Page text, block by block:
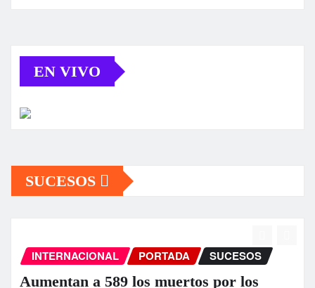
EN VIVO
SUCESOS
INTERNACIONAL PORTADA SUCESOS
Aumentan a 589 los muertos por los